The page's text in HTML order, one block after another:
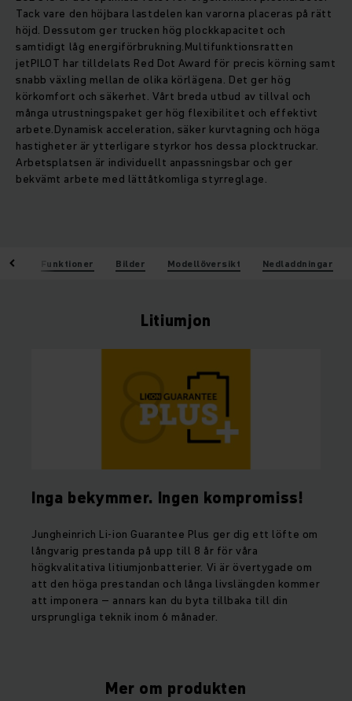
Tack vare den höjbara lastdelen kan varorna placeras på rätt
höjd. Dessutom ger trucken hög plockkapacitet och
samtidigt låg energiförbrukning.Multifunktionsratten
jetPILOT har tilldelats Red Dot Award för precis körning samt
snabb växling mellan de olika körlägena. Det ger hög
körkomfort och säkerhet. Vårt breda utbud av tillval och
många utrustningspaket ger hög flexibilitet och effektivt
arbete.Dynamisk acceleration, säker kurvtagning och höga
hastigheter är ytterligare styrkor hos dessa plocktruckar.
Arbetsplatsen är individuellt anpassningsbar och ger
bekvämt arbete med lättåtkomliga styrreglage.
Funktioner Bilder Modellöversikt Nedladdningar
Litiumjon
Inga bekymmer. Ingen kompromiss!
Jungheinrich Li-ion Guarantee Plus ger dig ett löfte om
långvarig prestanda på upp till 8 år för våra
högkvalitativa litiumjonbatterier. Vi är övertygade om
att den höga prestandan och långa livslängden kommer
att imponera – annars kan du byta tillbaka till din
ursprungliga teknik inom 6 månader.
Mer om produkten